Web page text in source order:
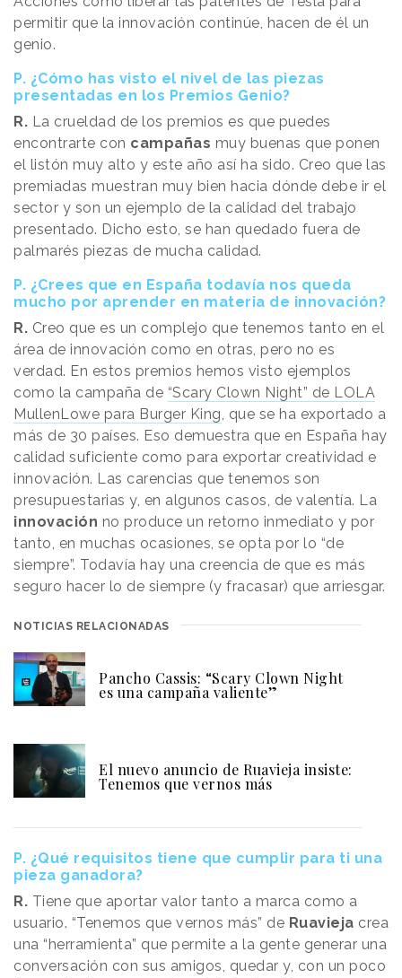
permitir que la innovación continúe, hacen de él un
genio.
P. ¿Cómo has visto el nivel de las piezas
presentadas en los Premios Genio?
R. La crueldad de los premios es que puedes
encontrarte con campañas muy buenas que ponen
el listón muy alto y este año así ha sido. Creo que las
premiadas muestran muy bien hacia dónde debe ir el
sector y son un ejemplo de la calidad del trabajo
presentado. Dicho esto, se han quedado fuera de
palmarés piezas de mucha calidad.
P. ¿Crees que en España todavía nos queda
mucho por aprender en materia de innovación?
R. Creo que es un complejo que tenemos tanto en el
área de innovación como en otras, pero no es
verdad. En estos premios hemos visto ejemplos
como la campaña de “Scary Clown Night” de LOLA
MullenLowe para Burger King, que se ha exportado a
más de 30 países. Eso demuestra que en España hay
calidad suficiente como para exportar creatividad e
innovación. Las carencias que tenemos son
presupuestarias y, en algunos casos, de valentía. La
innovación no produce un retorno inmediato y por
tanto, en muchas ocasiones, se opta por lo “de
siempre”. Todavía hay una creencia de que es más
seguro hacer lo de siempre (y fracasar) que arriesgar.
NOTICIAS RELACIONADAS
Pancho Cassis: “Scary Clown Night
es una campaña valiente”
El nuevo anuncio de Ruavieja insiste:
Tenemos que vernos más
P. ¿Qué requisitos tiene que cumplir para ti una
pieza ganadora?
R. Tiene que aportar valor tanto a marca como a
usuario. “Tenemos que vernos más” de Ruavieja crea
una “herramienta” que permite a la gente generar una
conversación con sus amigos, quedar y, con un poco